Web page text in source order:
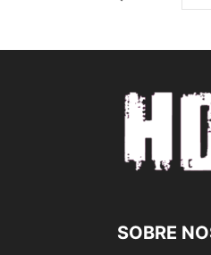
SOBRE